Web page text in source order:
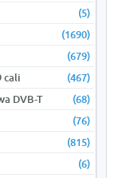
(5)
(1690)
(679)
cali
(467)
DVB-T
(68)
(76)
(815)
(6)